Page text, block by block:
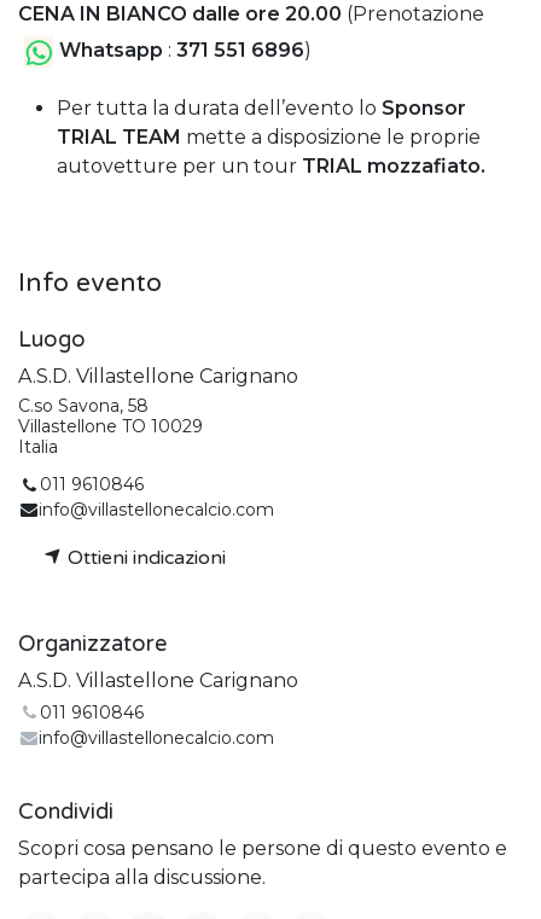
CENA IN BIANCO dalle ore 20.00 (Prenotazione
Whatsapp : 371 551 6896)
Per tutta la durata dell’evento lo Sponsor
TRIAL TEAM mette a disposizione le proprie
autovetture per un tour TRIAL mozzafiato.
Info evento
Luogo
A.S.D. Villastellone Carignano
C.so Savona, 58
Villastellone TO 10029
Italia
011 9610846
info@villastellonecalcio.com
Ottieni indicazioni
Organizzatore
A.S.D. Villastellone Carignano
011 9610846
info@villastellonecalcio.com
Condividi
Scopri cosa pensano le persone di questo evento e
partecipa alla discussione.